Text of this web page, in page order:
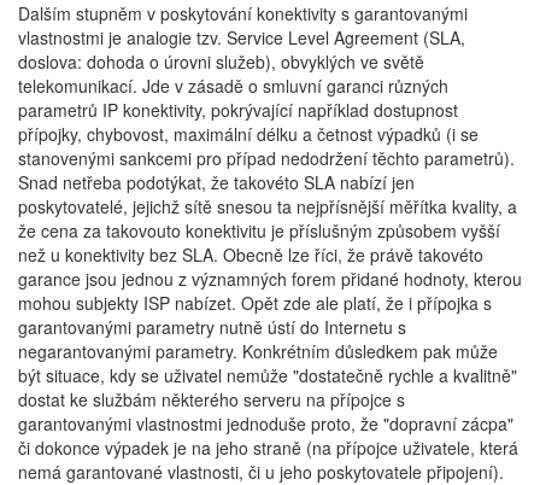
Dalším stupněm v poskytování konektivity s garantovanými
vlastnostmi je analogie tzv. Service Level Agreement (SLA,
doslova: dohoda o úrovni služeb), obvyklých ve světě
telekomunikací. Jde v zásadě o smluvní garanci různých
parametrů IP konektivity, pokrývající například dostupnost
přípojky, chybovost, maximální délku a četnost výpadků (i se
stanovenými sankcemi pro případ nedodržení těchto parametrů).
Snad netřeba podotýkat, že takovéto SLA nabízí jen
poskytovatelé, jejichž sítě snesou ta nejpřísnější měřítka kvality, a
že cena za takovouto konektivitu je příslušným způsobem vyšší
než u konektivity bez SLA. Obecně lze říci, že právě takovéto
garance jsou jednou z významných forem přidané hodnoty, kterou
mohou subjekty ISP nabízet. Opět zde ale platí, že i přípojka s
garantovanými parametry nutně ústí do Internetu s
negarantovanými parametry. Konkrétním důsledkem pak může
být situace, kdy se uživatel nemůže "dostatečně rychle a kvalitně"
dostat ke službám některého serveru na přípojce s
garantovanými vlastnostmi jednoduše proto, že "dopravní zácpa"
či dokonce výpadek je na jeho straně (na přípojce uživatele, která
nemá garantované vlastnosti, či u jeho poskytovatele připojení).